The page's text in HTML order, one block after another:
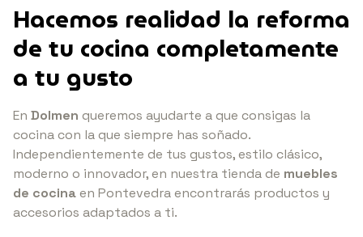
Hacemos realidad la reforma
de tu cocina completamente
a tu gusto
En Dolmen queremos ayudarte a que consigas la
cocina con la que siempre has soñado.
Independientemente de tus gustos, estilo clásico,
moderno o innovador, en nuestra tienda de muebles
de cocina en Pontevedra encontrarás productos y
accesorios adaptados a ti.